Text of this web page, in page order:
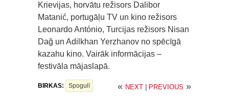
Krievijas, horvātu režisors Dalibor
Matanić, portugāļu TV un kino režisors
Leonardo António, Turcijas režisors Nisan
Dağ un Adilkhan Yerzhanov no spēcīgā
kazahu kino. Vairāk informācijas –
festivāla mājaslapā.
BIRKAS: Spogulī « NEXT PREVIOUS »